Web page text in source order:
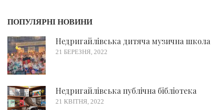
ПОПУЛЯРНІ НОВИНИ
Недригайлівська дитяча музична школа
21 БЕРЕЗНЯ, 2022
Недригайлівська публічна бібліотека
21 КВІТНЯ, 2022